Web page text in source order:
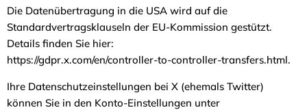
Die Datenübertragung in die USA wird auf die
Standardvertragsklauseln der EU-Kommission gestützt.
Details finden Sie hier:
https://gdpr.x.com/en/controller-to-controller-transfers.html.
Ihre Datenschutzeinstellungen bei X (ehemals Twitter)
können Sie in den Konto-Einstellungen unter